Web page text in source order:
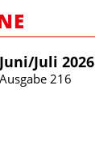
Juni/​Juli 2026
Ausgabe 216